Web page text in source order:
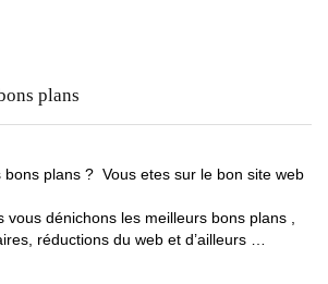
plans
bons plans ? Vous etes sur le bon site web
dénichons les meilleurs bons plans ,
réductions du web et d’ailleurs …